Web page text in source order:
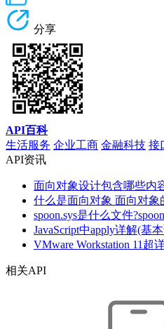
分享
API百科
生活服务 企业工商 金融科技 接
API资讯
面向对象设计包含哪些内
什么是面向对象 面向对象
spoon.sys是什么文件
JavaScript中apply详解(基
VMware Workstation 11超
相关API